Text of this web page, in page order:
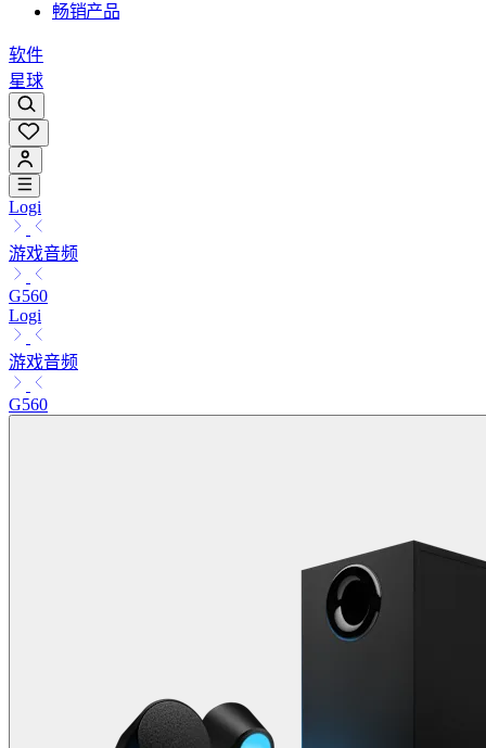
畅销产品
软件
星球
Logi
游戏音频
G560
Logi
游戏音频
G560